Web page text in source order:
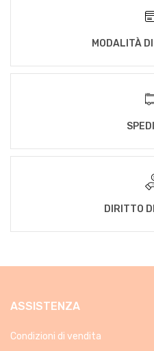
MODALITÀ
DIRITTO
ASSISTENZA
Condizioni di vendita